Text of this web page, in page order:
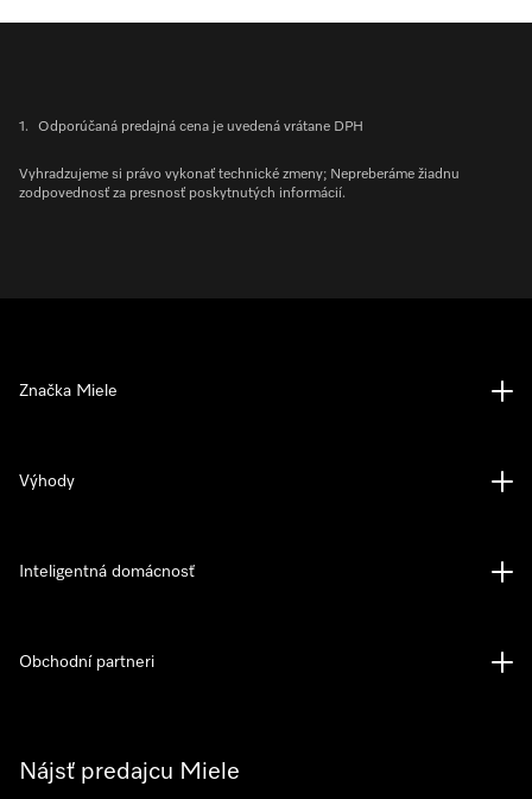
1. Odporúčaná predajná cena je uvedená vrátane DPH
Vyhradzujeme si právo vykonať technické zmeny; Nepreberáme žiadnu
zodpovednosť za presnosť poskytnutých informácií.
Nájsť predajcu Miele
Značka Miele
Výhody
Inteligentná domácnosť
Obchodní partneri